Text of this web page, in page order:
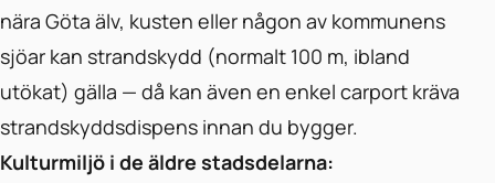
nära Göta älv, kusten eller någon av kommunens
sjöar kan strandskydd (normalt 100 m, ibland
utökat) gälla — då kan även en enkel carport kräva
strandskyddsdispens innan du bygger.
Kulturmiljö i de äldre stadsdelarna: